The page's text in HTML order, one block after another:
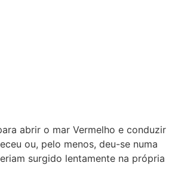
abrir o mar Vermelho e conduzir
ou, pelo menos, deu-se numa
surgido lentamente na própria